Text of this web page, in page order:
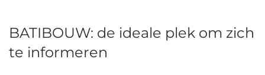
BATIBOUW: de ideale plek om zich
te informeren